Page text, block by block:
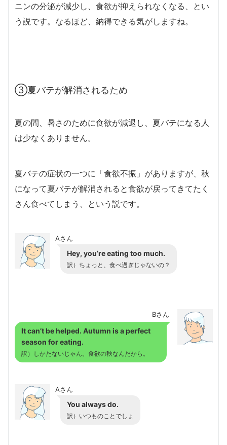
ニンの分泌が減少し、食欲が抑えられなくなる、とい
う説です。なるほど、納得できる気がしますね。
③夏バテが解消されるため
夏の間、暑さのために食欲が減退し、夏バテになる人
は少なくありません。
夏バテの症状の一つに「食欲不振」がありますが、秋
になって夏バテが解消されると食欲が戻ってきてたく
さん食べてしまう、という説です。
Aさん
Hey, you’re eating too much.
訳）ちょっと、食べ過ぎじゃないの？
Bさん
It can’t be helped. Autumn is a perfect
season for eating.
訳）しかたないじゃん。食欲の秋なんだから。
Aさん
You always do.
訳）いつものことでしょ